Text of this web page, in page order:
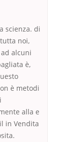
scienza. di
noi,
alcuni
è,
è metodi
alla e
in Vendita